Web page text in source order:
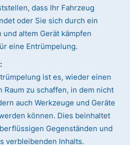
dass Ihr Fahrzeug
oder Sie sich durch ein
altem Gerät kämpfen
eine Entrümpelung.
ist es, wieder einen
Raum zu schaffen, in dem nicht
auch Werkzeuge und Geräte
können. Dies beinhaltet
Gegenständen und
verbleibenden Inhalts.